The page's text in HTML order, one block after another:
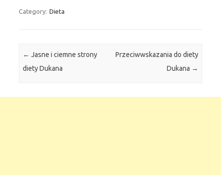
Category: Dieta
Post navigation
← Jasne i ciemne strony
diety Dukana
Przeciwwskazania do diety
Dukana →